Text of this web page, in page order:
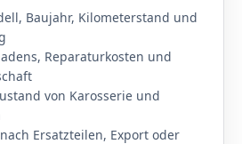
Baujahr, Kilometerstand und
Reparaturkosten und
von Karosserie und
Ersatzteilen, Export oder